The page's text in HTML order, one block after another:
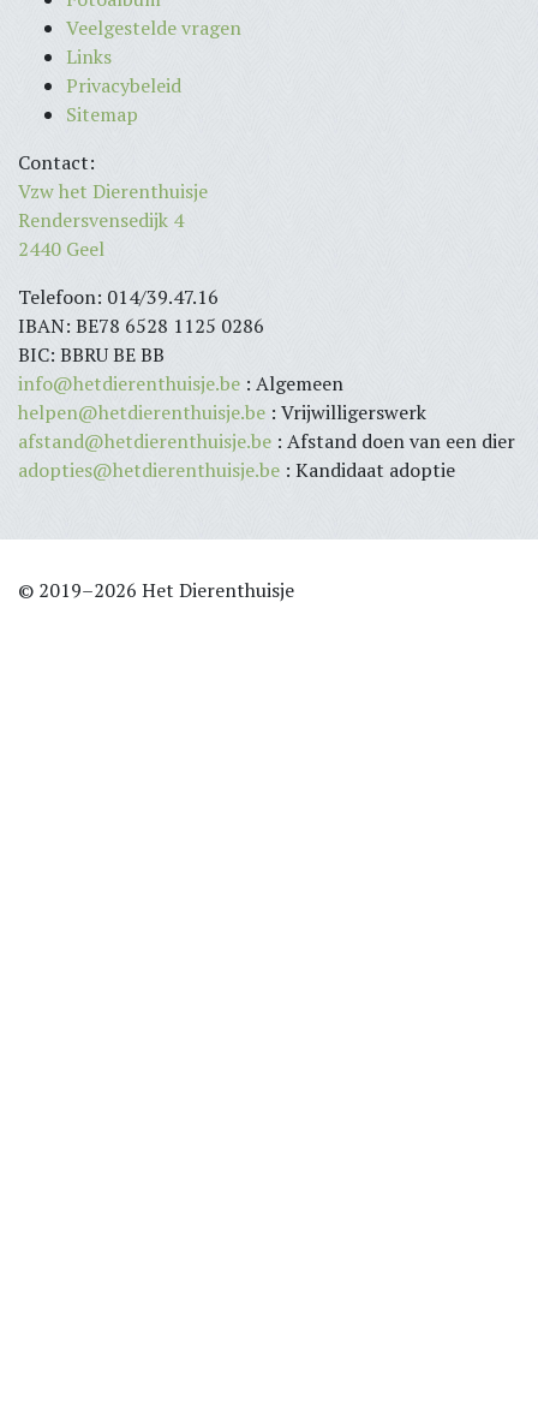
Veelgestelde vragen
Links
Privacybeleid
Sitemap
Contact:
Vzw het Dierenthuisje
Rendersvensedijk 4
2440 Geel
Telefoon: 014/39.47.16
IBAN: BE78 6528 1125 0286
BIC: BBRU BE BB
info@hetdierenthuisje.be : Algemeen
helpen@hetdierenthuisje.be : Vrijwilligerswerk
afstand@hetdierenthuisje.be : Afstand doen van een dier
adopties@hetdierenthuisje.be : Kandidaat adoptie
© 2019–2026 Het Dierenthuisje